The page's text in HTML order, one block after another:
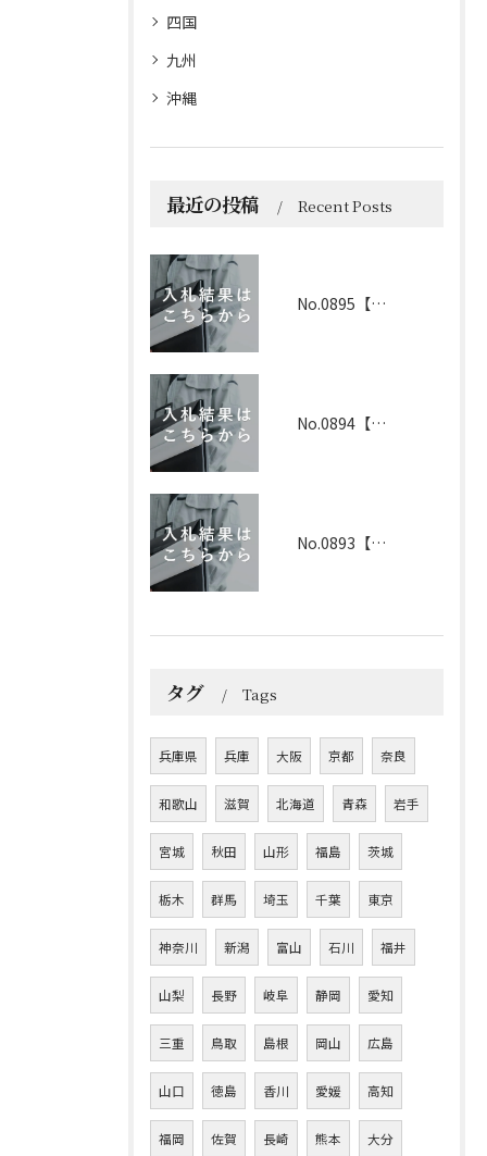
四国
九州
沖縄
最近の投稿 Recent Posts
No.0895【京都】2026年6月1日 入札結果
No.0894【兵庫】2026年3月19日 入札結果
No.0893【兵庫】2026年3月25日 入札結果
タグ Tags
兵庫県 兵庫 大阪 京都 奈良
和歌山 滋賀 北海道 青森 岩手
宮城 秋田 山形 福島 茨城
栃木 群馬 埼玉 千葉 東京
神奈川 新潟 富山 石川 福井
山梨 長野 岐阜 静岡 愛知
三重 鳥取 島根 岡山 広島
山口 徳島 香川 愛媛 高知
福岡 佐賀 長崎 熊本 大分